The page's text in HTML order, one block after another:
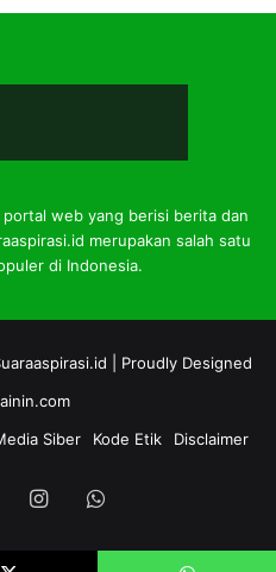
portal web yang berisi berita dan
merupakan salah satu
di Indonesia.
| Proudly Designed
Siber Kode Etik Disclaimer
YouTubeInstagramWhatsApp